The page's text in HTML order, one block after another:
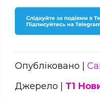
Опубліковано |
Джерело | Т1